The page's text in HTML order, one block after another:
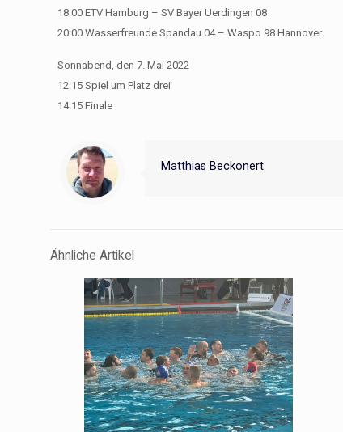
18:00 ETV Hamburg – SV Bayer Uerdingen 08
20:00 Wasserfreunde Spandau 04 – Waspo 98 Hannover
Sonnabend, den 7. Mai 2022
12:15 Spiel um Platz drei
14:15 Finale
Matthias Beckonert
Ähnliche Artikel